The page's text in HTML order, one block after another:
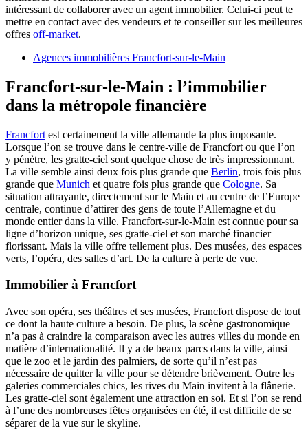
intéressant de collaborer avec un agent immobilier. Celui-ci peut te
mettre en contact avec des vendeurs et te conseiller sur les meilleures
offres off-market.
Agences immobilières Francfort-sur-le-Main
Francfort-sur-le-Main : l’immobilier
dans la métropole financière
Francfort est certainement la ville allemande la plus imposante.
Lorsque l’on se trouve dans le centre-ville de Francfort ou que l’on
y pénètre, les gratte-ciel sont quelque chose de très impressionnant.
La ville semble ainsi deux fois plus grande que Berlin, trois fois plus
grande que Munich et quatre fois plus grande que Cologne. Sa
situation attrayante, directement sur le Main et au centre de l’Europe
centrale, continue d’attirer des gens de toute l’Allemagne et du
monde entier dans la ville. Francfort-sur-le-Main est connue pour sa
ligne d’horizon unique, ses gratte-ciel et son marché financier
florissant. Mais la ville offre tellement plus. Des musées, des espaces
verts, l’opéra, des salles d’art. De la culture à perte de vue.
Immobilier à Francfort
Avec son opéra, ses théâtres et ses musées, Francfort dispose de tout
ce dont la haute culture a besoin. De plus, la scène gastronomique
n’a pas à craindre la comparaison avec les autres villes du monde en
matière d’internationalité. Il y a de beaux parcs dans la ville, ainsi
que le zoo et le jardin des palmiers, de sorte qu’il n’est pas
nécessaire de quitter la ville pour se détendre brièvement. Outre les
galeries commerciales chics, les rives du Main invitent à la flânerie.
Les gratte-ciel sont également une attraction en soi. Et si l’on se rend
à l’une des nombreuses fêtes organisées en été, il est difficile de se
séparer de la vue sur le skyline.